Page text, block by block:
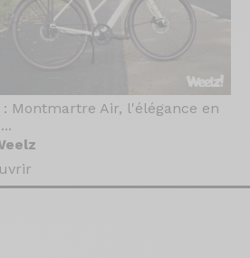
: Montmartre Air, l'élégance en